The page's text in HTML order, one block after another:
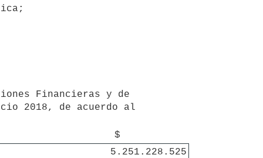
2018, de acuerdo al
$
5.251.228.525